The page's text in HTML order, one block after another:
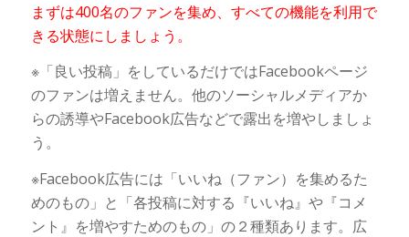
まずは400名のファンを集め、すべての機能を利用で
きる状態にしましょう。
※「良い投稿」をしているだけではFacebookページ
のファンは増えません。他のソーシャルメディアか
らの誘導やFacebook広告などで露出を増やしましょ
う。
※Facebook広告には「いいね（ファン）を集めるた
めのもの」と「各投稿に対する『いいね』や『コメ
ント』を増やすためのもの」の２種類あります。広